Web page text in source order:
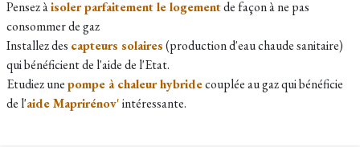
Pensez àisoler parfaitement le logementde façon à ne pas
consommer de gaz
Installez des capteurs solaires(production d'eau chaude sanitaire)
qui bénéficient de l'aide de l'Etat.
Etudiez unepompe à chaleur hybridecouplée au gaz qui bénéficie
de l'aide Maprirénov'intéressante.